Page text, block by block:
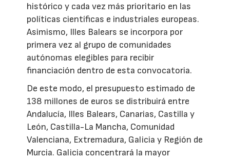
histórico y cada vez más prioritario en las
políticas científicas e industriales europeas.
Asimismo, Illes Balears se incorpora por
primera vez al grupo de comunidades
autónomas elegibles para recibir
financiación dentro de esta convocatoria.
De este modo, el presupuesto estimado de
138 millones de euros se distribuirá entre
Andalucía, Illes Balears, Canarias, Castilla y
León, Castilla-La Mancha, Comunidad
Valenciana, Extremadura, Galicia y Región de
Murcia. Galicia concentrará la mayor